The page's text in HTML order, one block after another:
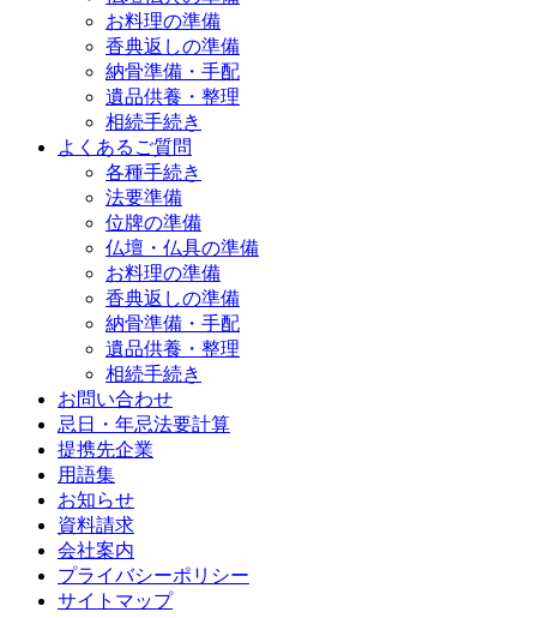
お料理の準備
香典返しの準備
納骨準備・手配
遺品供養・整理
相続手続き
よくあるご質問
各種手続き
法要準備
位牌の準備
仏壇・仏具の準備
お料理の準備
香典返しの準備
納骨準備・手配
遺品供養・整理
相続手続き
お問い合わせ
忌日・年忌法要計算
提携先企業
用語集
お知らせ
資料請求
会社案内
プライバシーポリシー
サイトマップ